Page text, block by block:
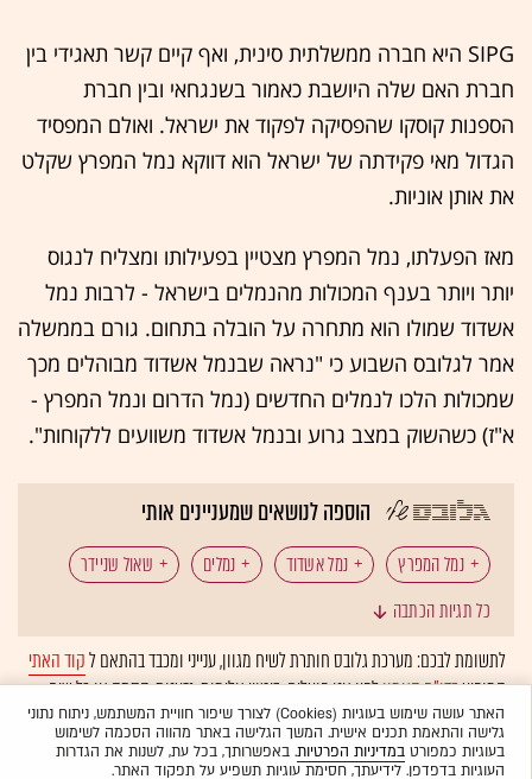
SIPG היא חברה ממשלתית סינית, ואף קיים קשר תאגידי בין
חברת האם שלה היושבת כאמור בשנגחאי ובין חברת
הספנות קוסקו שהפסיקה לפקוד את ישראל. ואולם המפסיד
הגדול מאי פקידתה של ישראל הוא דווקא נמל המפרץ שקלט
את אותן אוניות.
מאז הפעלתו, נמל המפרץ מצטיין בפעילותו ומצליח לנגוס
יותר ויותר בענף המכולות מהנמלים בישראל - לרבות נמל
אשדוד שמולו הוא מתחרה על הובלה בתחום. גורם בממשלה
אמר לגלובס השבוע כי "נראה שבנמל אשדוד מבוהלים מכך
שמכולות הלכו לנמלים החדשים (נמל הדרום ונמל המפרץ -
א"ז) כשהשוק במצב גרוע ובנמל אשדוד משוועים ללקוחות".
הוספה לנושאים שמעניינים אותי
נמל המפרץ נמל אשדוד נמלים שאול שניידר
כל תגיות הכתבה
לתשומת לבכם: מערכת גלובס חותרת לשיח מגוון, ענייני ומכבד בהתאם לקוד האתי
המופיעבדו"ח האמוןלפיו אנו פועלים. ביטויי אלימות, גזענות, הסתה או כל שיח
בלתי הולם אחר מסוננים בצורהאוטומטיתולא יפורסמו באתר.
האתר עושה שימוש בעוגיות (Cookies) לצורך שיפור חוויית המשתמש, ניתוח נתוני
גלישה והתאמת תכנים אישית. המשך הגלישה באתר מהווה הסכמה לשימוש
בעוגיות כמפורטבמדיניות הפרטיות. באפשרותך, בכל עת, לשנות את הגדרות
העוגיות בדפדפן. לידיעתך, חסימת עוגיות תשפיע על תפקוד האתר.